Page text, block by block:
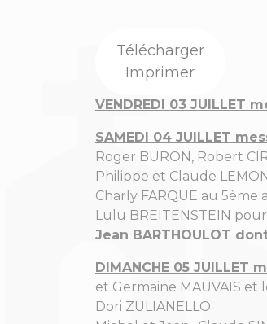
Télécharger
Imprimer
VENDREDI 03 JUILLET
SAMEDI 04 JUILLET
Roger BURON, Robert
Philippe et Claude
Charly FARQUE au 5ème
Lulu BREITENSTEIN
Jean BARTHOULOT
DIMANCHE 05 JUILLET
et Germaine MAUVAIS et
Dori ZULIANELLO.